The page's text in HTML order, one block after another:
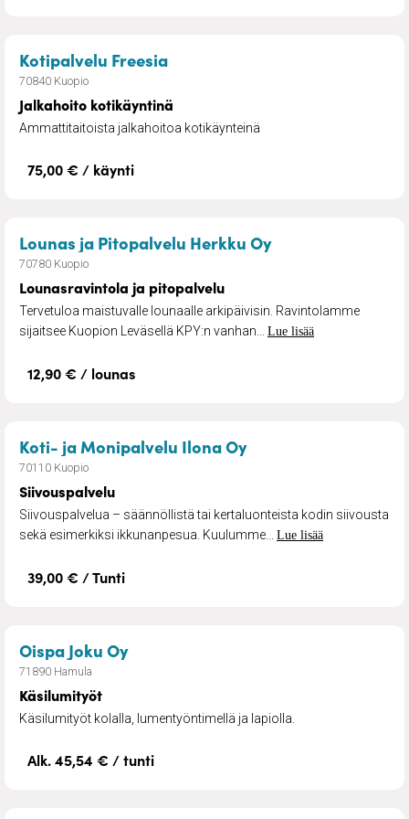
Kotipalvelu Freesia– Jalkahoito kotikäyntinä
70840 Kuopio
Jalkahoito kotikäyntinä
Ammattitaitoista jalkahoitoa kotikäynteinä
75,00 € / käynti
Lounas ja Pitopalvelu Herkku Oy–
70780 Kuopio
Lounasravintola ja pitopalvelu
Tervetuloa maistuvalle lounaalle arkipäivisin. Ravintolamme
sijaitsee Kuopion Leväsellä KPY:n vanhan... Lue lisää
12,90 € / lounas
Koti- ja Monipalvelu Ilona Oy– Siivouspalvelu
70110 Kuopio
Siivouspalvelu
Siivouspalvelua – säännöllistä tai kertaluonteista kodin siivousta
sekä esimerkiksi ikkunanpesua. Kuulumme... Lue lisää
39,00 € / Tunti
Oispa Joku Oy– Käsilumityöt
71890 Hamula
Käsilumityöt
Käsilumityöt kolalla, lumentyöntimellä ja lapiolla.
Alk. 45,54 € / tunti